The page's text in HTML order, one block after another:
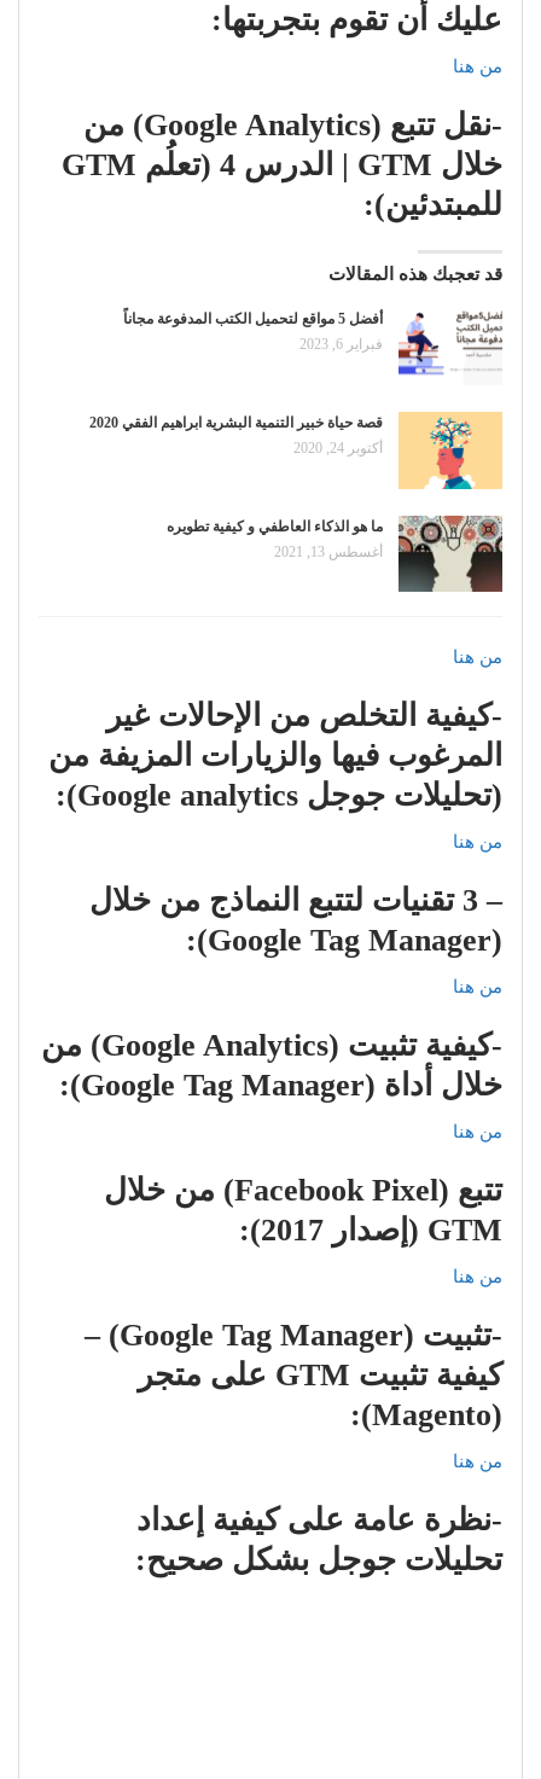
عليك أن تقوم بتجربتها:
من هنا
-نقل تتبع (Google Analytics) من
خلال GTM | الدرس 4 (تعلُم GTM
للمبتدئين):
قد تعجبك هذه المقالات
أفضل 5 مواقع لتحميل الكتب المدفوعة مجاناً
فبراير 6, 2023
قصة حياة خبير التنمية البشرية ابراهيم الفقي 2020
أكتوبر 24, 2020
ما هو الذكاء العاطفي و كيفية تطويره
أغسطس 13, 2021
من هنا
-كيفية التخلص من الإحالات غير
المرغوب فيها والزيارات المزيفة من
(تحليلات جوجل Google analytics):
من هنا
– 3 تقنيات لتتبع النماذج من خلال
(Google Tag Manager):
من هنا
-كيفية تثبيت (Google Analytics) من
خلال أداة (Google Tag Manager):
من هنا
تتبع (Facebook Pixel) من خلال
GTM (إصدار 2017):
من هنا
-تثبيت (Google Tag Manager) –
كيفية تثبيت GTM على متجر
(Magento):
من هنا
-نظرة عامة على كيفية إعداد
تحليلات جوجل بشكل صحيح: